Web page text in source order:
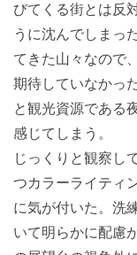
びてくる街とは反
うに沈んでしまっ
てきた山々なので
期待していなかっ
と観光資源である
感じてしまう。
じっくりと観察し
つカラーライティ
に気が付いた。洗
いて明らかに配慮